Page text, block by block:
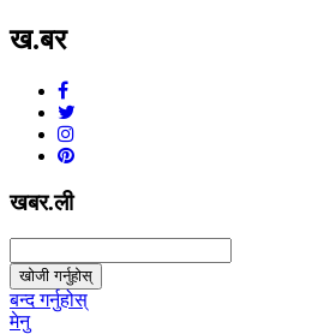
ख.बर
खबर.ली
खोजी गर्नुहोस्
बन्द गर्नुहोस्
मेनु